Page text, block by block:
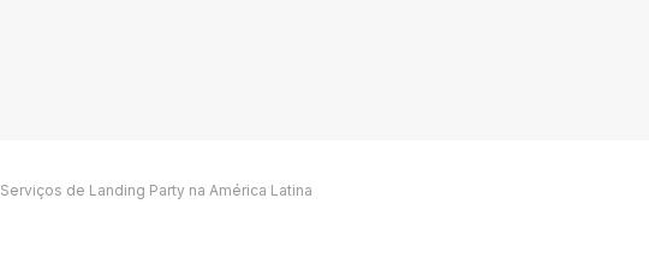
de Landing Party na América Latina